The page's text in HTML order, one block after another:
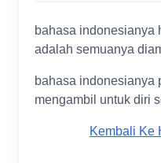
bahasa indonesianya
adalah semuanya
bahasa indonesianya
mengambil untuk diri
Kembali Ke